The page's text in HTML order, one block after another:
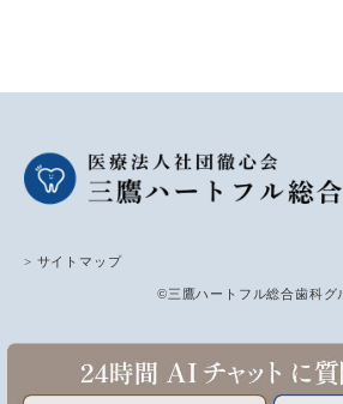
> サイトマップ
©三鷹ハートフル総合歯科グ